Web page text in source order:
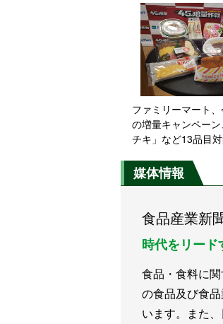
ファミリーマート
の増量キャンペーン
チキ」など13品目
媒体情報
食品産業新
時代をリー
食品・食料に
の食品及び食
います。また